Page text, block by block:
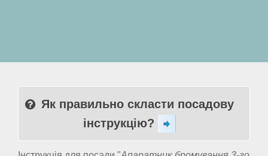
Як правильно скласти посадову
інструкцію?